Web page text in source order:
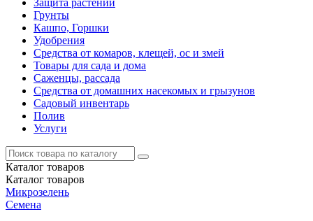
Грунты
Кашпо, Горшки
Удобрения
Средства от комаров, клещей, ос и змей
Товары для сада и дома
Саженцы, рассада
Средства от домашних насекомых и грызунов
Садовый инвентарь
Полив
Услуги
Каталог товаров
Каталог товаров
Микрозелень
Семена